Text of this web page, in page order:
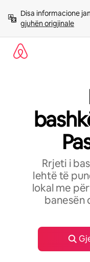
përmbajtja
Disa informacione
gjuhën origjinale
Rrjeti i
lehtë të
lokal me
banesën